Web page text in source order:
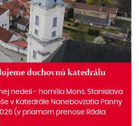
duchovnú katedrálu
nedeli ‒ homília Mons. Stanislava
v Katedrále Nanebovzatia Panny
(v priamom prenose Rádia